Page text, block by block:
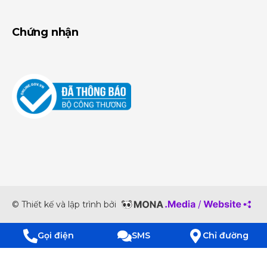
Chứng nhận
© Thiết kế và lập trình bởi
Gọi điện SMS Chỉ đường